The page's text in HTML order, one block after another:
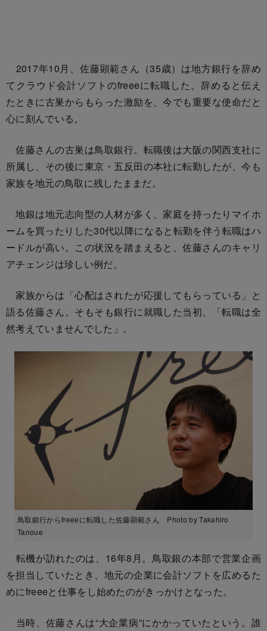
2017年10月、佐藤顕範さん（35歳）は地方銀行を辞め
てクラウド会計ソフトのfreeeに転職した。辞めると伝え
たときに古巣からもらった激励を、今でも重要な使命だと
心に刻んでいる。
佐藤さんの古巣は鳥取銀行。転職後は大阪の関西支社に
所属し、その後に東京・五反田の本社に転勤したが、今も
家族を地元の鳥取に残したままだ。
地銀は地元志向型の人材が多く、家庭を持ったりマイホ
ームを買ったりした30代以降になると転勤を伴う転職はハ
ードルが高い。この状況を踏まえると、佐藤さんのキャリ
アチェンジは珍しい例だ。
家族からは「心配はされたが応援してもらっている」と
語る佐藤さん。そもそも銀行に就職した当初、「転職は全
然考えていませんでした」。
鳥取銀行からfreeeに転職した佐藤顕範さん Photo by Takahiro
Tanoue
転機が訪れたのは、16年8月。鳥取銀の本部で営業企画
を担当していたとき、地元の企業に会計ソフトを広めるた
めにfreeeと仕事をし始めたのがきっかけとなった。
当時、佐藤さんは“大企業病”にかかっていたという。誰